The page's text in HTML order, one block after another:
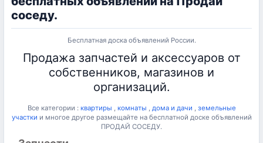
соседу.
Бесплатная доска объявлений России.
Продажа запчастей и аксессуаров от
собственников, магазинов и
организаций.
Все категории : квартиры , комнаты , дома и дачи , земельные
участки и многое другое размещайте на бесплатной доске объявлений
ПРОДАЙ СОСЕДУ.